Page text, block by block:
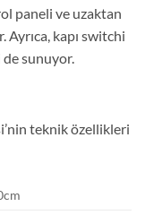
paneli ve uzaktan
Ayrıca, kapı switchi
sunuyor.
teknik özellikleri